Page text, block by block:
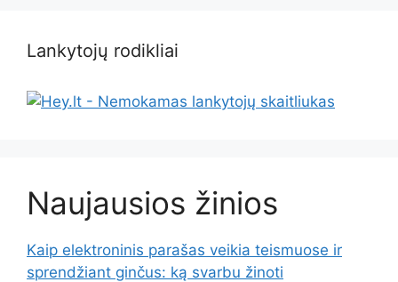
Lankytojų rodikliai
Naujausios žinios
Kaip elektroninis parašas veikia teismuose ir
sprendžiant ginčus: ką svarbu žinoti